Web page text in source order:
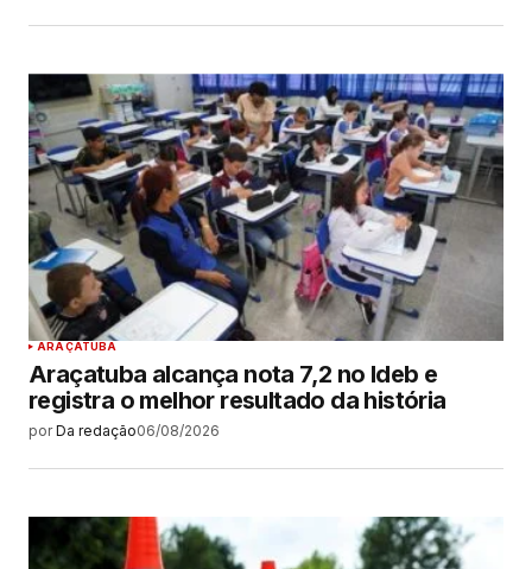
ARAÇATUBA
Araçatuba alcança nota 7,2 no Ideb e
registra o melhor resultado da história
por Da redação06/08/2026